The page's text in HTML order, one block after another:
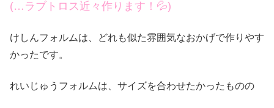
(…ラブトロス近々作ります！💦)
けしんフォルムは、どれも似た雰囲気なおかげで作りやす
かったです。
れいじゅうフォルムは、サイズを合わせたかったものの